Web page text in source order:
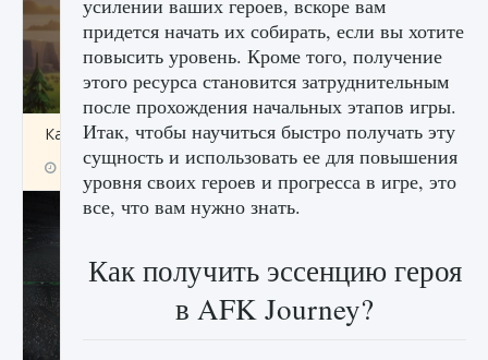
Как заработать медали лиги Clash of Clans
9 августа 2024 2 599 0 1
усилении ваших героев, вскоре вам
придется начать их собирать, если вы хотите
повысить уровень. Кроме того, получение
этого ресурса становится затруднительным
после прохождения начальных этапов игры.
Итак, чтобы научиться быстро получать эту
сущность и использовать ее для повышения
уровня своих героев и прогресса в игре, это
все, что вам нужно знать.
Как получить эссенцию героя
в AFK Journey?